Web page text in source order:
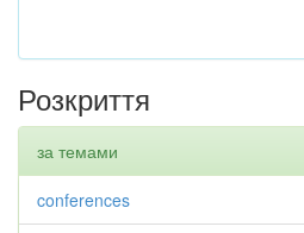
Розкриття
за темами
conferences